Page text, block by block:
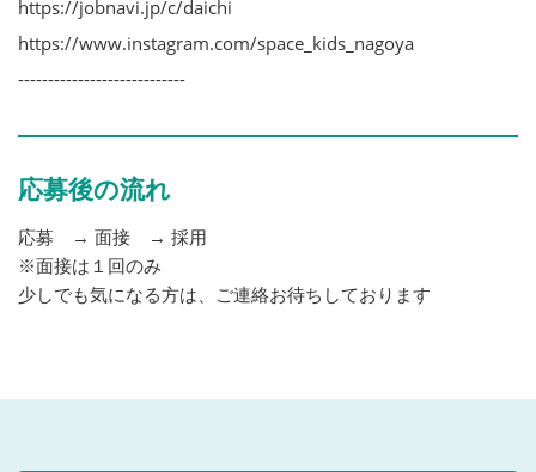
https://jobnavi.jp/c/daichi
https://www.instagram.com/space_kids_nagoya
----------------------------
応募後の流れ
応募 → 面接 → 採用
※面接は１回のみ
少しでも気になる方は、ご連絡お待ちしております